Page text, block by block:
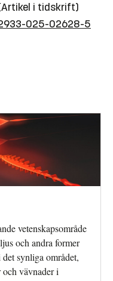
i tidskrift)
025-02628-5
vetenskapsområde
och andra former
synliga området,
vävnader i